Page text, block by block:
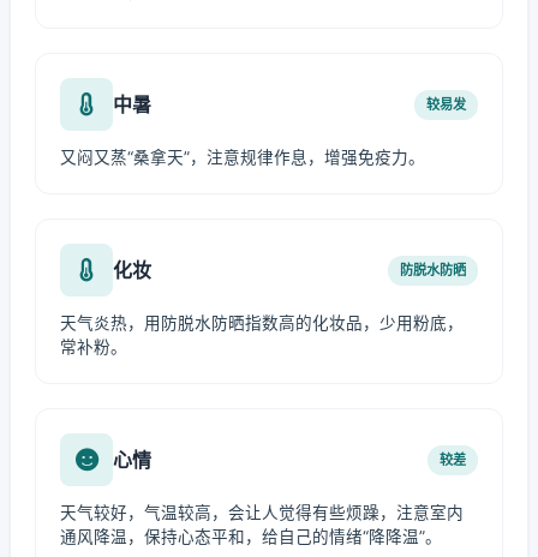
中暑 较易发
又闷又蒸“桑拿天”，注意规律作息，增强免疫力。
化妆 防脱水防晒
天气炎热，用防脱水防晒指数高的化妆品，少用粉底，
常补粉。
心情 较差
天气较好，气温较高，会让人觉得有些烦躁，注意室内
通风降温，保持心态平和，给自己的情绪“降降温”。